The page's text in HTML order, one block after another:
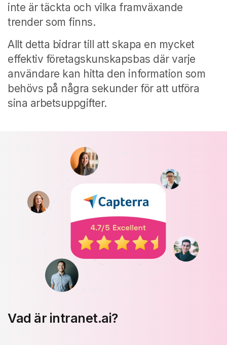
inte är täckta och vilka framväxande
trender som finns.
Allt detta bidrar till att skapa en mycket
effektiv företagskunskapsbas där varje
användare kan hitta den information som
behövs på några sekunder för att utföra
sina arbetsuppgifter.
Vad är intranet.ai?